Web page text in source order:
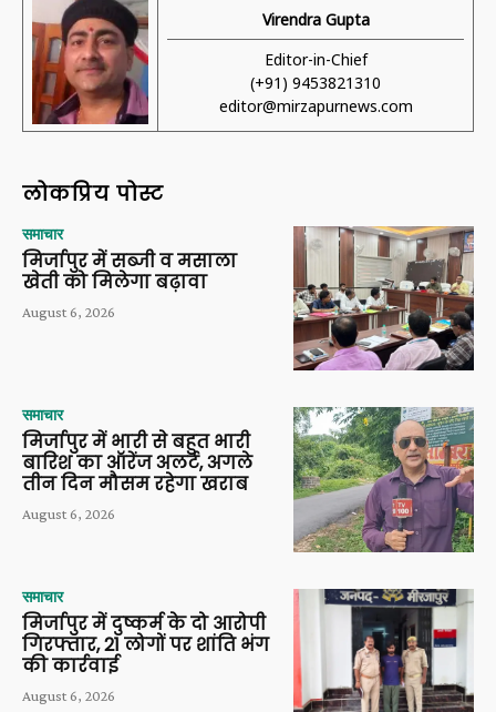
Virendra Gupta
Editor-in-Chief
(+91) 9453821310
editor@mirzapurnews.com
लोकप्रिय पोस्ट
समाचार
मिर्जापुर में सब्जी व मसाला
खेती को मिलेगा बढ़ावा
August 6, 2026
समाचार
मिर्जापुर में भारी से बहुत भारी
बारिश का ऑरेंज अलर्ट, अगले
तीन दिन मौसम रहेगा खराब
August 6, 2026
समाचार
मिर्जापुर में दुष्कर्म के दो आरोपी
गिरफ्तार, 21 लोगों पर शांति भंग
की कार्रवाई
August 6, 2026